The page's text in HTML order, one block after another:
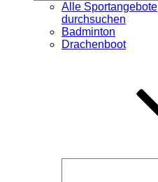
Alle Sportangebote
durchsuchen
Badminton
Drachenboot